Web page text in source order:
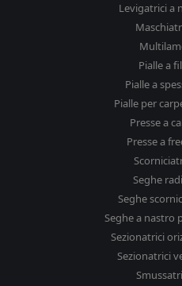
Levigatrici a
Pialle a
Pialle a
Pialle per
Presse a
Presse a
Seghe
Seghe
Seghe a nastro
Sezionatrici
Sezionatrici